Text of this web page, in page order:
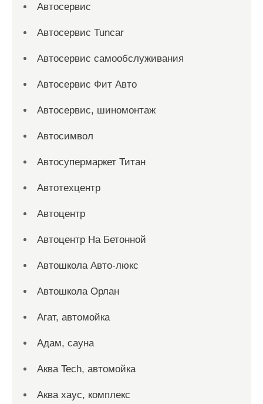
Автосервис
Автосервис Tuncar
Автосервис самообслуживания
Автосервис Фит Авто
Автосервис, шиномонтаж
Автосимвол
Автосупермаркет Титан
Автотехцентр
Автоцентр
Автоцентр На Бетонной
Автошкола Авто-люкс
Автошкола Орлан
Агат, автомойка
Адам, сауна
Аква Tech, автомойка
Аква хаус, комплекс